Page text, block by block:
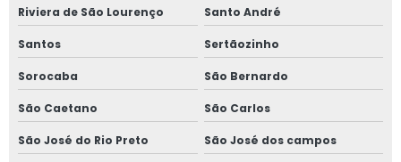
Riviera de São Lourenço Santo André
Santos Sertãozinho
Sorocaba São Bernardo
São Caetano São Carlos
São José do Rio Preto São José dos campos